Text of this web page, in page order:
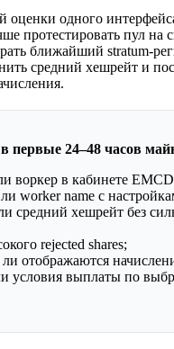
оценки одного
протестировать пул на
ближайший stratum-
средний хешрейт и
первые 24–48 часов
воркер в кабинете
ли worker name с
средний хешрейт без
rejected shares;
ли отображаются
условия выплаты по